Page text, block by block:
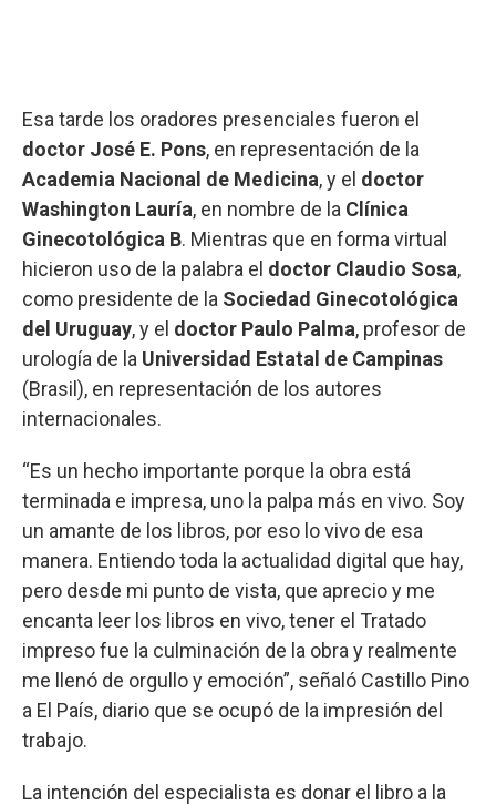
Esa tarde los oradores presenciales fueron el
doctor José E. Pons, en representación de la
Academia Nacional de Medicina, y el doctor
Washington Lauría, en nombre de la Clínica
Ginecotológica B. Mientras que en forma virtual
hicieron uso de la palabra el doctor Claudio Sosa,
como presidente de la Sociedad Ginecotológica
del Uruguay, y el doctor Paulo Palma, profesor de
urología de la Universidad Estatal de Campinas
(Brasil), en representación de los autores
internacionales.
“Es un hecho importante porque la obra está
terminada e impresa, uno la palpa más en vivo. Soy
un amante de los libros, por eso lo vivo de esa
manera. Entiendo toda la actualidad digital que hay,
pero desde mi punto de vista, que aprecio y me
encanta leer los libros en vivo, tener el Tratado
impreso fue la culminación de la obra y realmente
me llenó de orgullo y emoción”, señaló Castillo Pino
a El País, diario que se ocupó de la impresión del
trabajo.
La intención del especialista es donar el libro a la